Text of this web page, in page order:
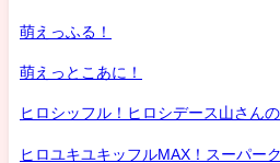
萌えっふる！
萌えっとこあに！
ヒロシッフル！ヒロシデース山さん
ヒロユキユキッフルMAX！スーパー